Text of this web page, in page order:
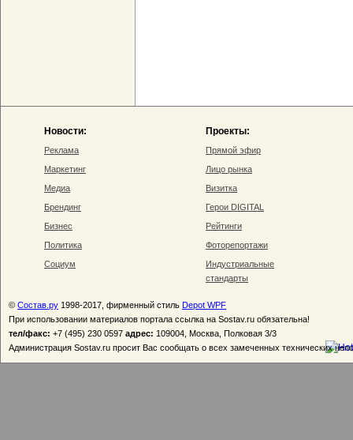
Новости:
Реклама
Маркетинг
Медиа
Брендинг
Бизнес
Политика
Социум
Проекты:
Прямой эфир
Лицо рынка
Визитка
Герои DIGITAL
Рейтинги
Фоторепортажи
Индустриальные
стандарты
© Состав.ру 1998-2017, фирменный стиль Depot WPF
При использовании материалов портала ссылка на Sostav.ru обязательна!
тел/факс: +7 (495) 230 0597 адрес: 109004, Москва, Полковая 3/3
Администрация Sostav.ru просит Вас сообщать о всех замеченных технических